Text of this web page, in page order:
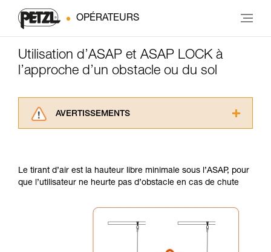
OPÉRATEURS
Utilisation d’ASAP et ASAP LOCK à
l’approche d’un obstacle ou du sol
AVERTISSEMENTS
informations de la notice technique pour
pouvoir comprendre ce complément
Maîtriser ces techniques nécessite une
formation et un entraînement spécifique. Validez
avec un professionnel votre capacité à refaire
Le tirant d’air est la hauteur libre minimale sous l’ASAP, pour
que l’utilisateur ne heurte pas d’obstacle en cas de chute